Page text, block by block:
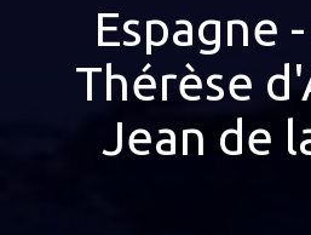
Espagne
Thérèse
Jean de